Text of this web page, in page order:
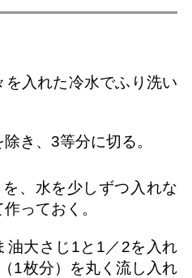
を入れた冷水でふり洗い
き、3等分に切る。
、水を少しずつ入れな
っておく。
油大さじ1と1／2を入れ
1枚分）を丸く流し入れ